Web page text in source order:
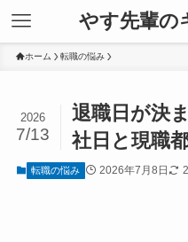
やす先輩の
ホーム 転職の悩み
退職日が決
社日と現職
2026
7/13
転職の悩み 2026年7月8日